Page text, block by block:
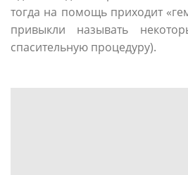
тогда на помощь приходит
привыкли называть
спасительную процедуру).